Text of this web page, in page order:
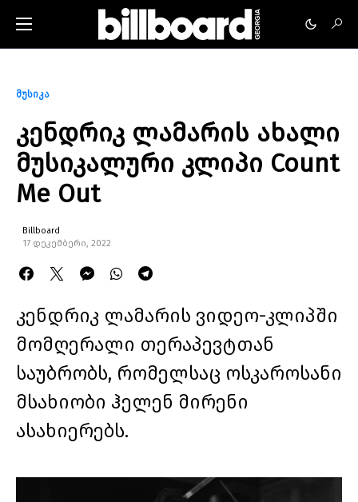
მუსიკა
კენდრიკ ლამარის ახალი
მუსიკალური კლიპი Count
Me Out
Billboard
17 დეკემბერი, 2022
კენდრიკ ლამარის ვიდეო-კლიპში
მომღერალი თერაპევტთან
საუბრობს, რომელსაც ოსკაროსანი
მსახიობი ჰელენ მირენი
ასახიერებს.